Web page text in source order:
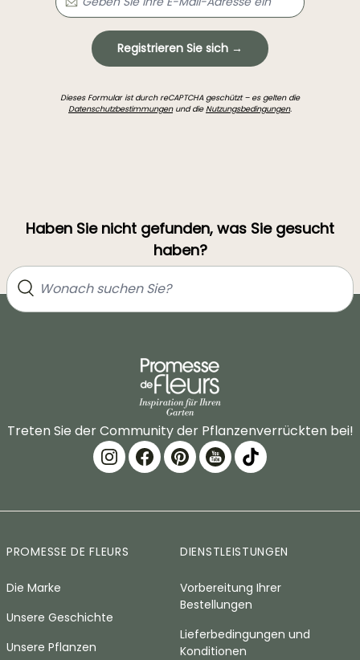
Registrieren Sie sich →
Dieses Formular ist durch reCAPTCHA geschützt – es gelten die
Datenschutzbestimmungenund dieNutzungsbedingungen.
Haben Sie nicht gefunden, was Sie gesucht
haben?
Treten Sie der Community der Pflanzenverrückten bei!
PROMESSE DE FLEURS
Die Marke
Unsere Geschichte
Unsere Pflanzen
DIENSTLEISTUNGEN
Vorbereitung Ihrer
Bestellungen
Lieferbedingungen und
Konditionen